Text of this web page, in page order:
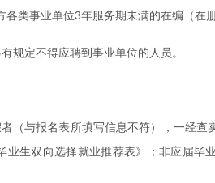
类事业单位3年服务期未满的在编（在
规定不得应聘到事业单位的人员。
（与报名表所填写信息不符），一经查
生双向选择就业推荐表》；非应届毕